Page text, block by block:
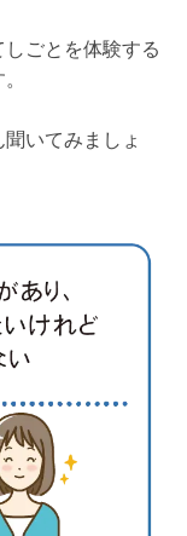
ごとを体験する
いてみましょ